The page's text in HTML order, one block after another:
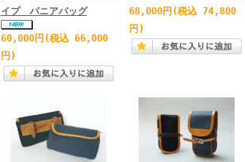
イプ パニアバッグ
60,000円 (税込 66,000
円)
68,000円 (税込 74,800
円)